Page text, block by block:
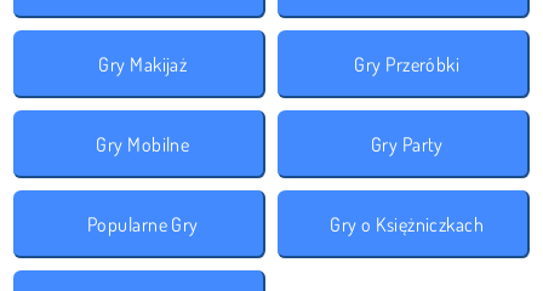
Gry Makijaż Gry Przeróbki
Gry Mobilne Gry Party
Popularne Gry Gry o Księżniczkach